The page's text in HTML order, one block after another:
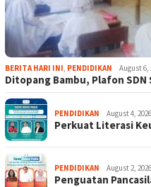
BERITA HARI INI, PENDIDIKAN August 6,
Ditopang Bambu, Plafon SDN
PENDIDIKAN August 4, 2026
Perkuat Literasi
PENDIDIKAN August 2, 2026
Penguatan